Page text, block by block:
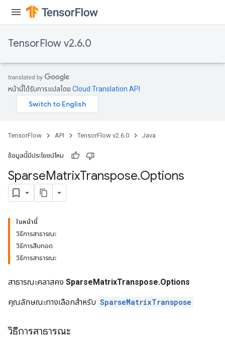
TensorFlow v2.6.0
หน้านี้ได้รับการแปลโดย Cloud Translation API
TensorFlow API TensorFlow v2.6.0 Java
ข้อมูลนี้มีประโยชน์ไหม
SparseMatrixTranspose.Options
ในหน้านี้
วิธีการสาธารณะ
วิธีการสืบทอด
วิธีการสาธารณะ
สาธารณะคลาสคง SparseMatrixTranspose.Options
คุณลักษณะทางเลือกสำหรับ SparseMatrixTranspose
วิธีการสาธารณะ